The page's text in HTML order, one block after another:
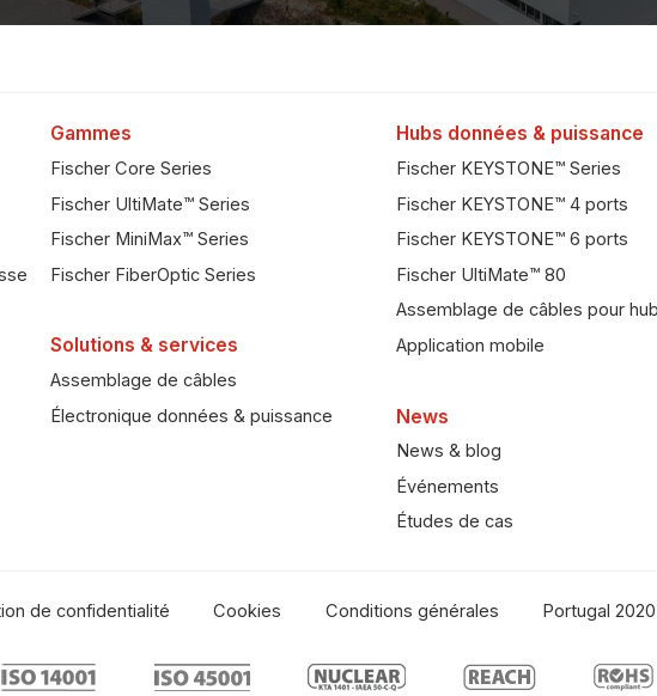
Gammes
Fischer Core Series
Fischer UltiMate™ Series
Fischer MiniMax™ Series
Fischer FiberOptic Series
Solutions & services
Assemblage de câbles
Électronique données & puissance
Hubs données & puissance
Fischer KEYSTONE™ Series
Fischer KEYSTONE™ 4 ports
Fischer KEYSTONE™ 6 ports
Fischer UltiMate™ 80
Assemblage de câbles pour
Application mobile
News
News & blog
Événements
Études de cas
de confidentialité Cookies Conditions générales Portugal 2020